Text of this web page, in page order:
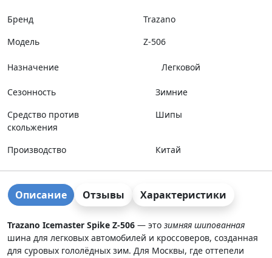
Бренд
Trazano
Модель
Z-506
Назначение Легковой
Сезонность
Зимние
Средство против
скольжения
Шипы
Производство Китай
Описание Отзывы Характеристики
Trazano Icemaster Spike Z-506 — это зимняя шипованная
шина для легковых автомобилей и кроссоверов, созданная
для суровых гололёдных зим. Для Москвы, где оттепели